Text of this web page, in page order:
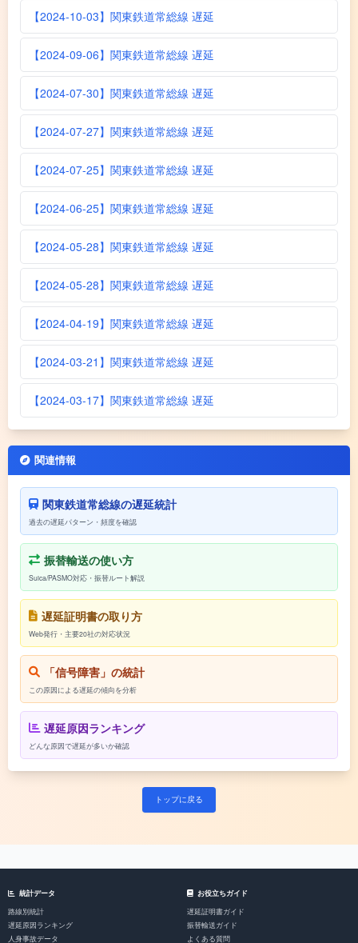
【2024-10-03】関東鉄道常総線 遅延
【2024-09-06】関東鉄道常総線 遅延
【2024-07-30】関東鉄道常総線 遅延
【2024-07-27】関東鉄道常総線 遅延
【2024-07-25】関東鉄道常総線 遅延
【2024-06-25】関東鉄道常総線 遅延
【2024-05-28】関東鉄道常総線 遅延
【2024-05-28】関東鉄道常総線 遅延
【2024-04-19】関東鉄道常総線 遅延
【2024-03-21】関東鉄道常総線 遅延
【2024-03-17】関東鉄道常総線 遅延
関連情報
関東鉄道常総線の遅延統計
過去の遅延パターン・頻度を確認
振替輸送の使い方
Suica/PASMO対応・振替ルート解説
遅延証明書の取り方
Web発行・主要20社の対応状況
「信号障害」の統計
この原因による遅延の傾向を分析
遅延原因ランキング
どんな原因で遅延が多いか確認
トップに戻る
統計データ
路線別統計
遅延原因ランキング
人身事故データ
お役立ちガイド
遅延証明書ガイド
振替輸送ガイド
よくある質問